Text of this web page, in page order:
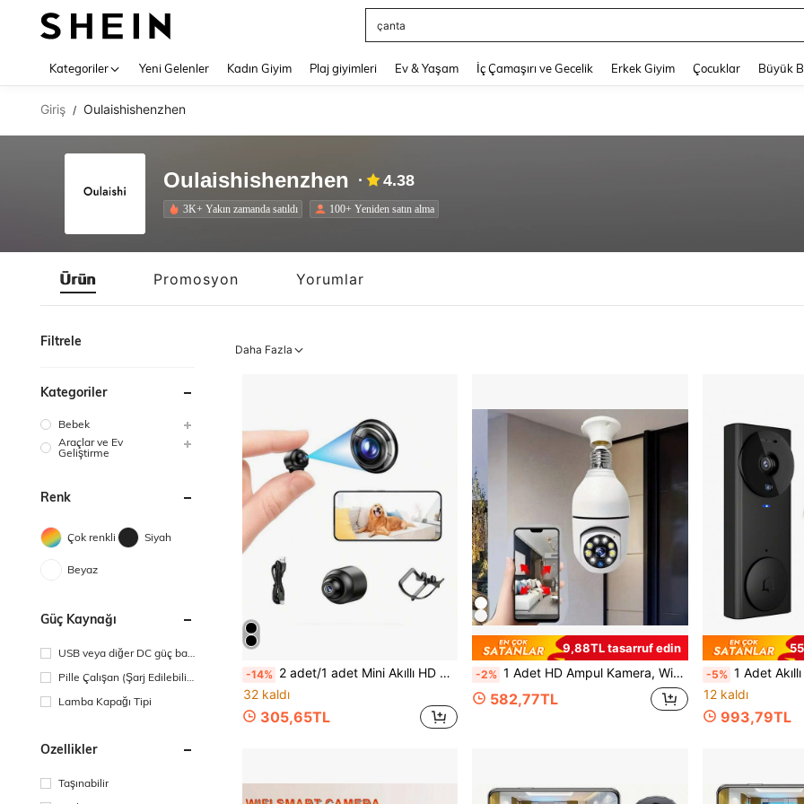
çanta
Kategoriler Yeni Gelenler Kadın Giyim Plaj giyimleri Ev & Yaşam İç Çamaşırı ve Gecelik Erkek Giyim Çocuklar Büyük
Giriş / Oulaishishenzhen
Oulaishishenzhen 4.38
3K+ Yakın zamanda satıldı 100+ Yeniden satın alma
Ürün Promosyon Yorumlar
Filtrele
Kategoriler
Bebek
Araçlar ve Ev
Geliştirme
Renk
Çok renkli Siyah
Beyaz
Güç Kaynağı
USB veya diğer DC güç bağ
Pille Çalışan (Şarj Edilebilir
Lamba Kapağı Tipi
Özellikler
Taşınabilir
Daha Fazla
-14% 2 adet/1 adet Mini Akıllı HD Kamera, Ev Güvenlik Kamerası, Taşınabilir Kablosuz WiFi 2.4G Uzaktan İzleme, Video Kaydı, İzleme, Bebek Bakıcısı Kamerası, Gece Görüşü ve Hareket Algılama Özellikli
32 kaldı
305,65TL
9,88TL tasarruf edin
-2% 1 Adet HD Ampul Kamera, WiFi Kablosuz Kamera, Yatak Odası İçin Bebek Kamerası, Ampul İzleme Kamerası Soketi, 360° Panoramik Kamera, Akıllı Hareket Algılama Alarmı, Ampul Kamera, Çift Yönlü Ses, Renkli Gece Görüşü, Mobil Uygulamalı Evcil Hayvan Kamerası, Çift Yönlü Konuşma, Gece Görüşü
582,77TL
-5% 1 Adet Akıllı Kablosuz Kapı Zili Görsel-WiFi Kapı Zili
12 kaldı
993,79TL